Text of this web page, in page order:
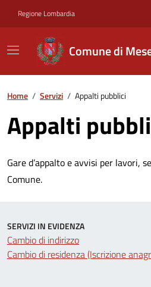
Regione Lombardia
Comune di
Home / Servizi / Appalti pubblici
Appalti
Gare d’appalto e avvisi per lavori,
Comune.
SERVIZI IN EVIDENZA
Cambio di indirizzo
Cambio di residenza (Iscrizione